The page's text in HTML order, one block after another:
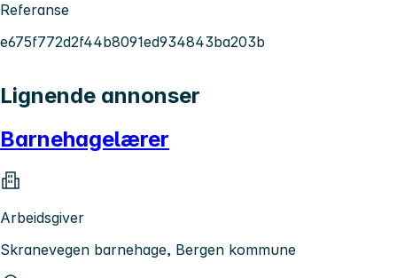
Referanse
e675f772d2f44b8091ed934843ba203b
Lignende annonser
Barnehagelærer
Arbeidsgiver
Skranevegen barnehage, Bergen kommune